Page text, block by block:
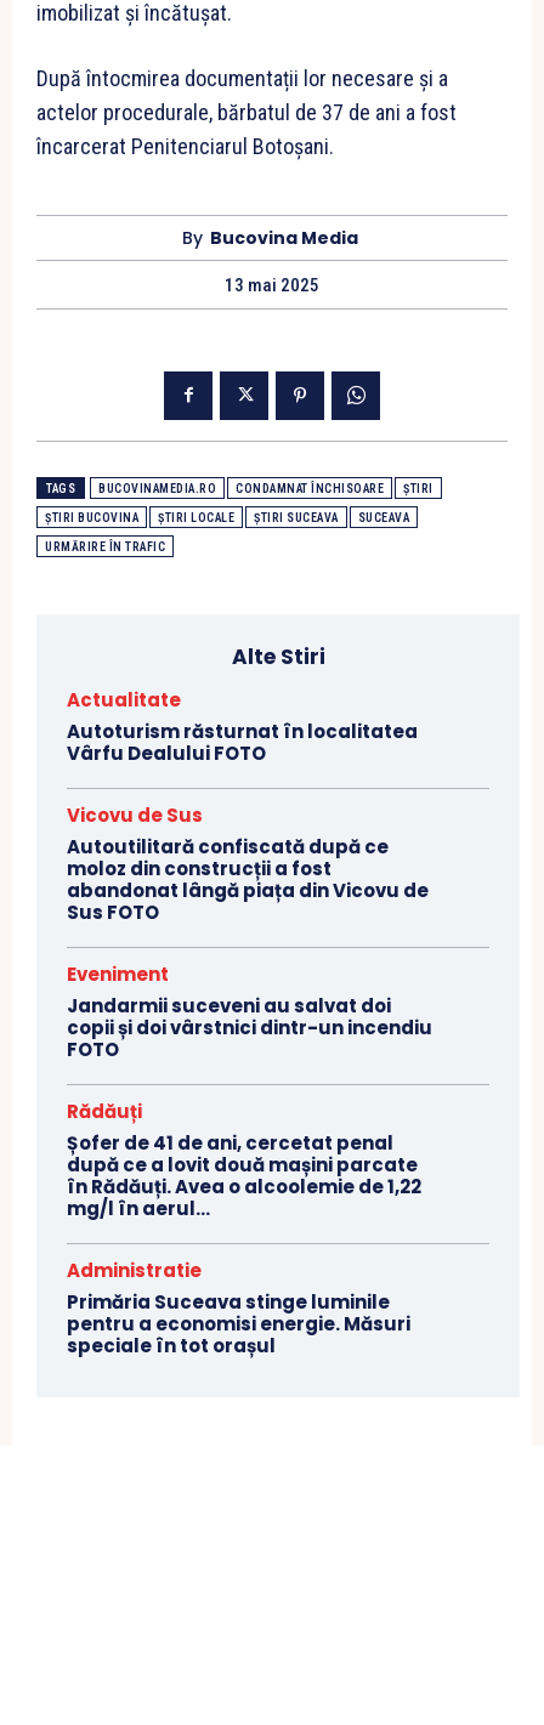
imobilizat și încătușat.
După întocmirea documentații lor necesare și a
actelor procedurale, bărbatul de 37 de ani a fost
încarcerat Penitenciarul Botoșani.
By Bucovina Media
13 mai 2025
TAGS BUCOVINAMEDIA.RO CONDAMNAT ÎNCHISOARE ȘTIRI
ȘTIRI BUCOVINA ȘTIRI LOCALE ȘTIRI SUCEAVA SUCEAVA
URMĂRIRE ÎN TRAFIC
Alte Stiri
Actualitate
Autoturism răsturnat în localitatea
Vârfu Dealului FOTO
Vicovu de Sus
Autoutilitară confiscată după ce
moloz din construcții a fost
abandonat lângă piața din Vicovu de
Sus FOTO
Eveniment
Jandarmii suceveni au salvat doi
copii și doi vârstnici dintr-un incendiu
FOTO
Rădăuți
Șofer de 41 de ani, cercetat penal
după ce a lovit două mașini parcate
în Rădăuți. Avea o alcoolemie de 1,22
mg/l în aerul...
Administratie
Primăria Suceava stinge luminile
pentru a economisi energie. Măsuri
speciale în tot orașul